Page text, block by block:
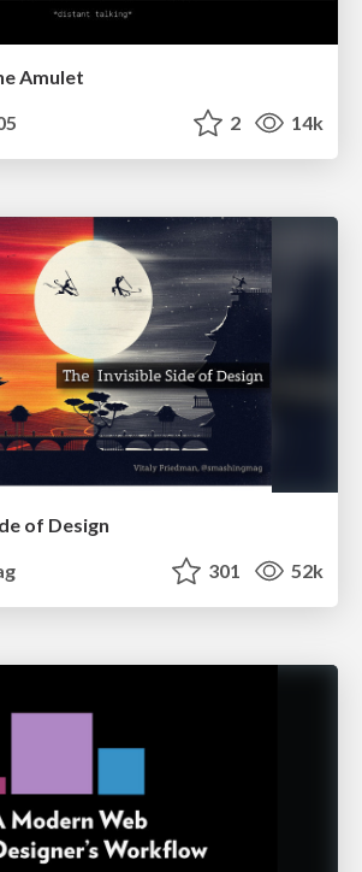
Amulet
2 14k
of Design
301 52k